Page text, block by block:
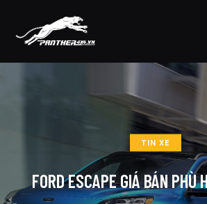
TIN XE
FORD ESCAPE GIÁ BÁN PHÙ